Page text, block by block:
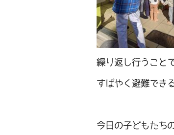
繰り返し行うこと
すばやく避難でき
今日の子どもたち